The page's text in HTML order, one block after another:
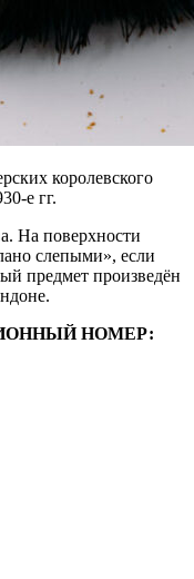
королевского
е гг.
На поверхности
слепыми», если
предмет произведён
НОМЕР: